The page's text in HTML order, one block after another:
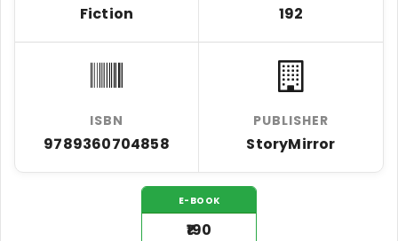
Fiction 192
ISBN
9789360704858
PUBLISHER
StoryMirror
E-BOOK
₹190